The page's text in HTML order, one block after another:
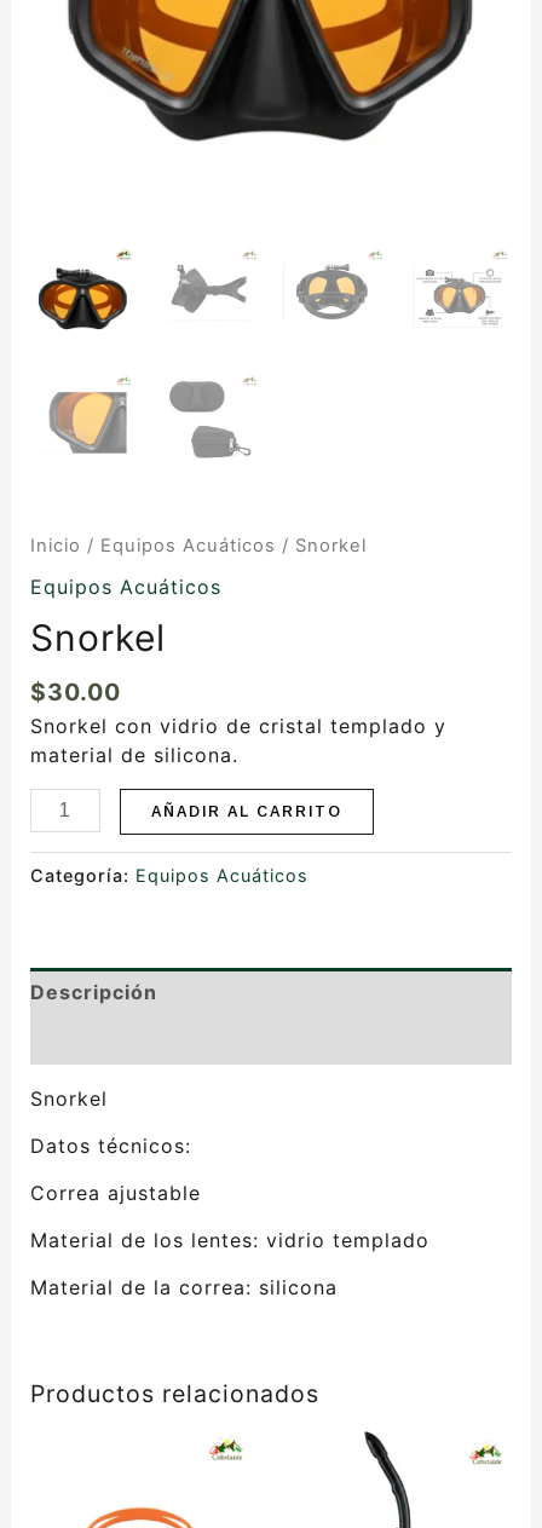
Inicio / Equipos Acuáticos / Snorkel
Equipos Acuáticos
Snorkel
$30.00
Snorkel con vidrio de cristal templado y
material de silicona.
AÑADIR AL CARRITO
Categoría: Equipos Acuáticos
Descripción
Snorkel
Datos técnicos:
Correa ajustable
Material de los lentes: vidrio templado
Material de la correa: silicona
Productos relacionados